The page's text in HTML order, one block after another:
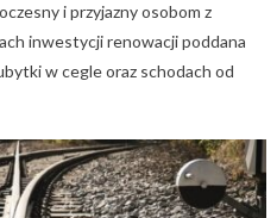
i przyjazny osobom z
inwestycji renowacji poddana
w cegle oraz schodach od